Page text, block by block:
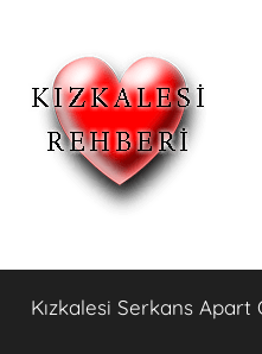
Kızkalesi
Otelleri
Ucuz
Pansiyon,Otel
Kızkalesi Serkans